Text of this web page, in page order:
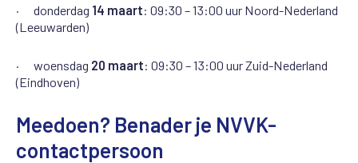
· donderdag 14 maart: 09:30 – 13:00 uur Noord-Nederland
(Leeuwarden)
· woensdag 20 maart: 09:30 – 13:00 uur Zuid-Nederland
(Eindhoven)
Meedoen? Benader je NVVK-
contactpersoon